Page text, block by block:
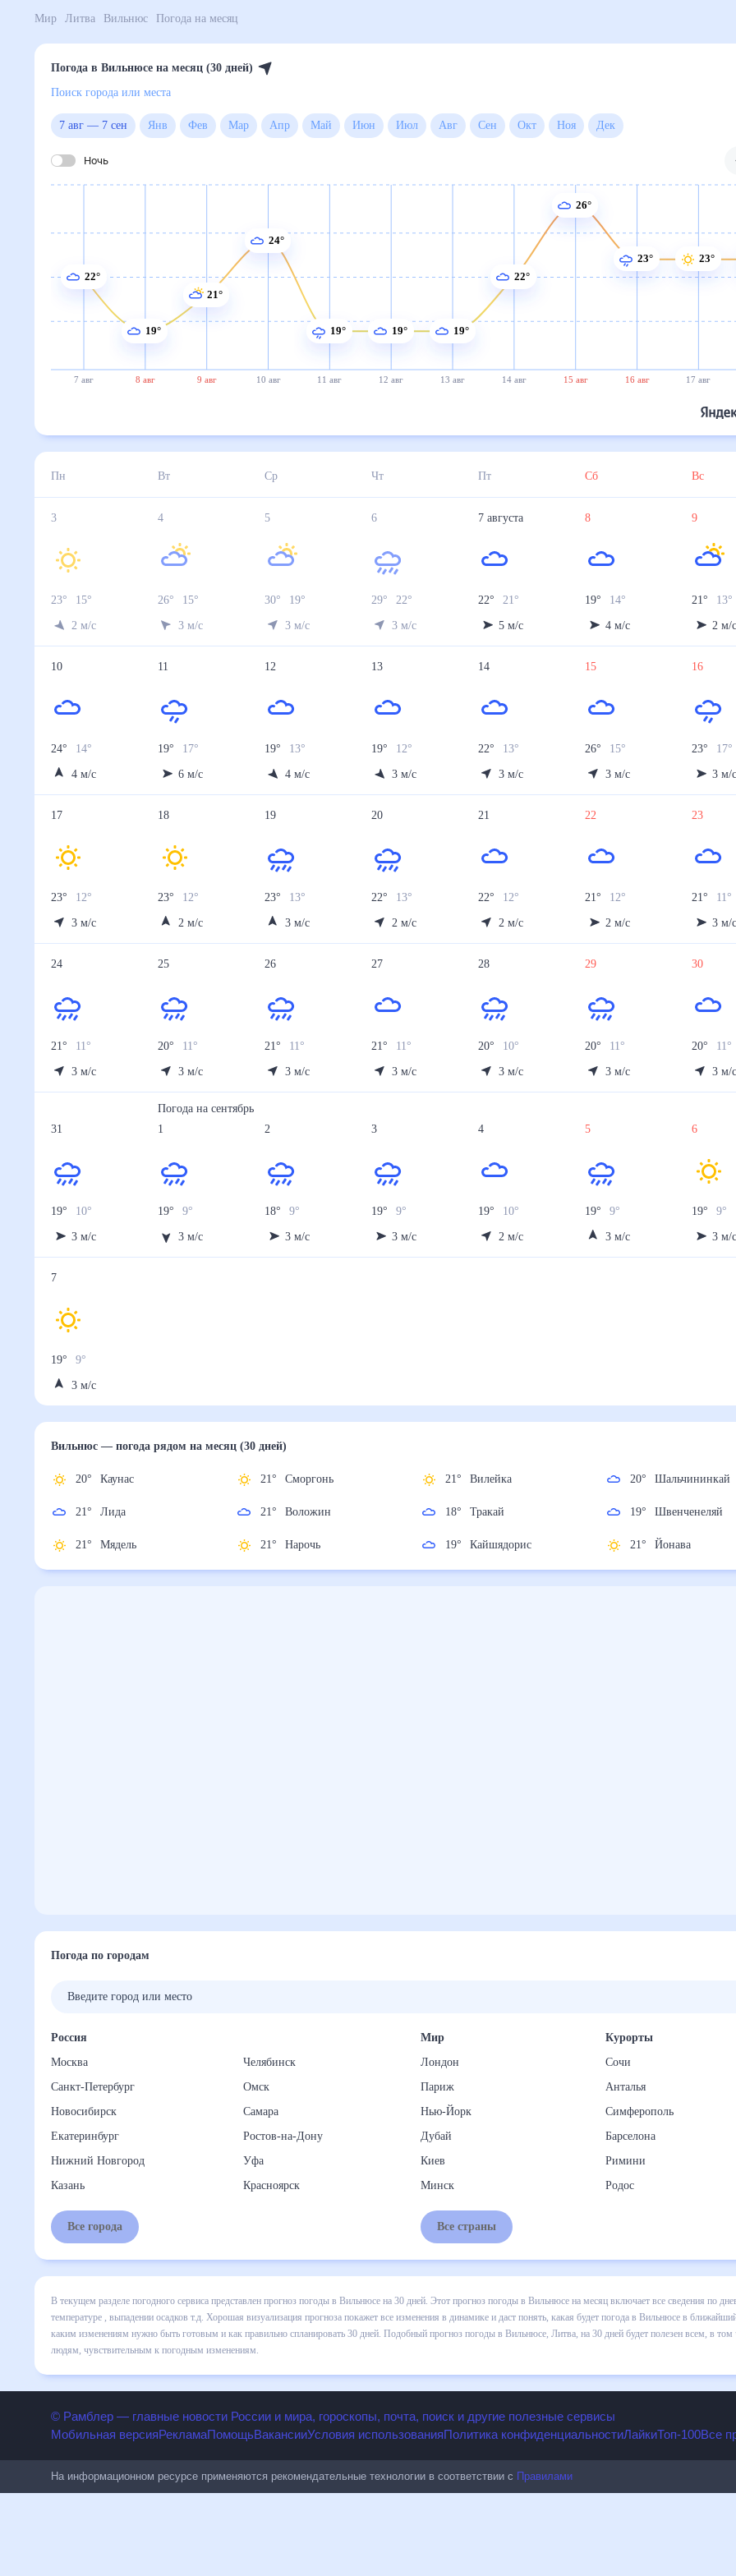
Мир Литва Вильнюс Погода на месяц
Погода в Вильнюсе на месяц (30 дней)
Поиск города или места
7 авг — 7 сен Янв Фев Мар Апр Май Июн Июл Авг Сен Окт Ноя Дек
Ночь
7 авг 8 авг 9 авг 10 авг 11 авг 12 авг 13 авг 14 авг 15 авг 16 авг 17 авг
22°
19°
21°
24°
19° 19° 19°
22°
26°
23° 23°
Пн Вт Ср Чт Пт Сб Вс
3
23° 15°
2 м/с
4
26° 15°
3 м/с
5
30° 19°
3 м/с
6
29° 22°
3 м/с
7 августа
22° 21°
5 м/с
8
19° 14°
4 м/с
9
21° 13°
2 м/с
10
24° 14°
4 м/с
11
19° 17°
6 м/с
12
19° 13°
4 м/с
13
19° 12°
3 м/с
14
22° 13°
3 м/с
15
26° 15°
3 м/с
16
23° 17°
3 м/с
17
23° 12°
3 м/с
18
23° 12°
2 м/с
19
23° 13°
3 м/с
20
22° 13°
2 м/с
21
22° 12°
2 м/с
22
21° 12°
2 м/с
23
21° 11°
3 м/с
24
21° 11°
3 м/с
25
20° 11°
3 м/с
26
21° 11°
3 м/с
27
21° 11°
3 м/с
28
20° 10°
3 м/с
29
20° 11°
3 м/с
30
20° 11°
3 м/с
31
19° 10°
3 м/с
Погода на сентябрь
1
19° 9°
3 м/с
2
18° 9°
3 м/с
3
19° 9°
3 м/с
4
19° 10°
2 м/с
5
19° 9°
3 м/с
6
19° 9°
3 м/с
7
19° 9°
3 м/с
Вильнюс — погода рядом на месяц (30 дней)
20° Каунас
21° Лида
21° Мядель
21° Сморгонь
21° Воложин
21° Нарочь
21° Вилейка
18° Тракай
19° Кайшядорис
20° Шальчининкай
19° Швенченеляй
21° Йонава
Погода по городам
Россия
Москва
Санкт-Петербург
Новосибирск
Екатеринбург
Нижний Новгород
Казань
Челябинск
Омск
Самара
Ростов-на-Дону
Уфа
Красноярск
Все города
Мир
Лондон
Париж
Нью-Йорк
Дубай
Киев
Минск
Курорты
Сочи
Анталья
Симферополь
Барселона
Римини
Родос
Все страны
В текущем разделе погодного сервиса представлен прогноз погоды в Вильнюсе на 30 дней. Этот прогноз погоды в Вильнюсе на месяц включает все сведения по
температуре , выпадении осадков т.д. Хорошая визуализация прогноза покажет все изменения в динамике и даст понять, какая будет погода в Вильнюсе в
каким изменениям нужно быть готовым и как правильно спланировать 30 дней. Подобный прогноз погоды в Вильнюсе, Литва, на 30 дней будет полезен всем, в том
людям, чувствительным к погодным изменениям.
© Рамблер — главные новости России и мира, гороскопы, почта, поиск и другие полезные сервисы
Мобильная версияРекламаПомощьВакансииУсловия использованияПолитика конфиденциальностиЛайкиТоп-100Все
На информационном ресурсе применяются рекомендательные технологии в соответствии с Правилами